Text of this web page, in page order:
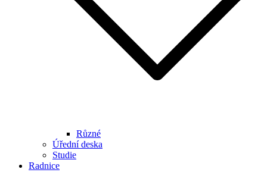
Různé
Úřední deska
Studie
Radnice